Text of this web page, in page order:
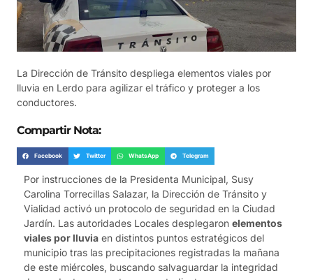
La Dirección de Tránsito despliega elementos viales por
lluvia en Lerdo para agilizar el tráfico y proteger a los
conductores.
Compartir Nota:
Facebook Twitter WhatsApp Telegram
Por instrucciones de la Presidenta Municipal, Susy
Carolina Torrecillas Salazar, la Dirección de Tránsito y
Vialidad activó un protocolo de seguridad en la Ciudad
Jardín. Las autoridades Locales desplegaron elementos
viales por lluvia en distintos puntos estratégicos del
municipio tras las precipitaciones registradas la mañana
de este miércoles, buscando salvaguardar la integridad